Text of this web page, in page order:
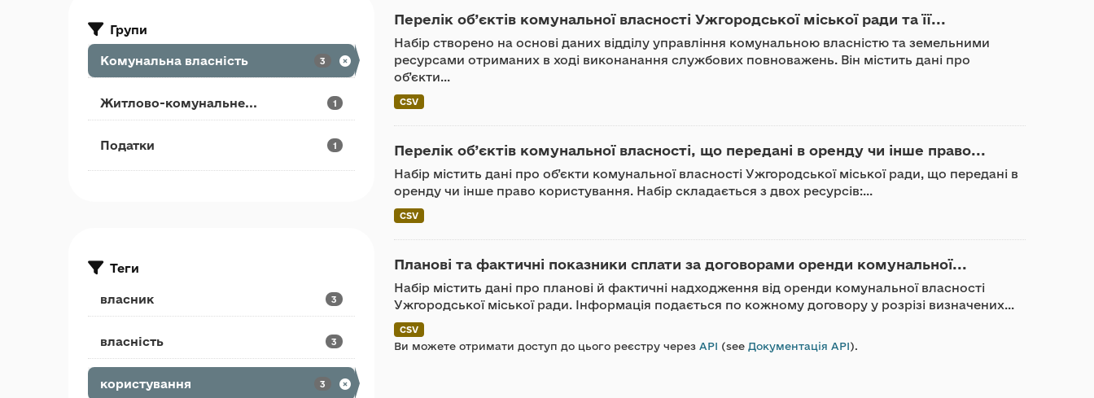
Групи
Комунальна власність 3
Житлово-комунальне... 1
Податки 1
Теги
власник 3
власність 3
користування 3
Перелік об’єктів комунальної власності Ужгородської міської ради та її...
Набір створено на основі даних відділу управління комунальною власністю та земельними
ресурсами отриманих в ході виконанання службових повноважень. Він містить дані про
об’єкти...
CSV
Перелік об’єктів комунальної власності, що передані в оренду чи інше право...
Набір містить дані про об’єкти комунальної власності Ужгородської міської ради, що передані в
оренду чи інше право користування. Набір складається з двох ресурсів:...
CSV
Планові та фактичні показники сплати за договорами оренди комунальної...
Набір містить дані про планові й фактичні надходження від оренди комунальної власності
Ужгородської міської ради. Інформація подається по кожному договору у розрізі визначених...
CSV
Ви можете отримати доступ до цього реєстру через API (see Документація API).